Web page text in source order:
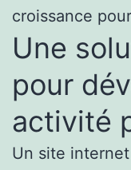
croissance
Une
pour
activité
Un site